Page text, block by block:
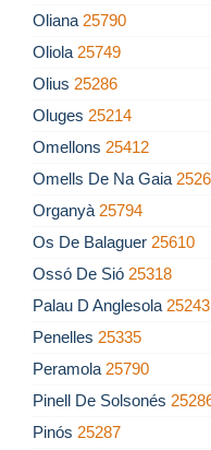
Oliana 25790
Oliola 25749
Olius 25286
Oluges 25214
Omellons 25412
Omells De Na Gaia
Organyà 25794
Os De Balaguer 25610
Ossó De Sió 25318
Palau D Anglesola 25243
Penelles 25335
Peramola 25790
Pinell De Solsonés
Pinós 25287